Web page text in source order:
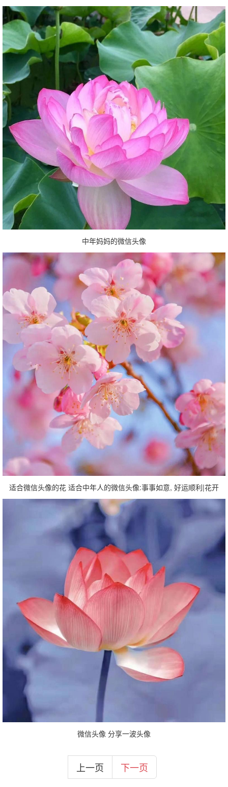
中年妈妈的微信头像
适合微信头像的花 适合中年人的微信头像:事事如意, 好运顺利|花开
微信头像 分享一波头像
上一页 下一页